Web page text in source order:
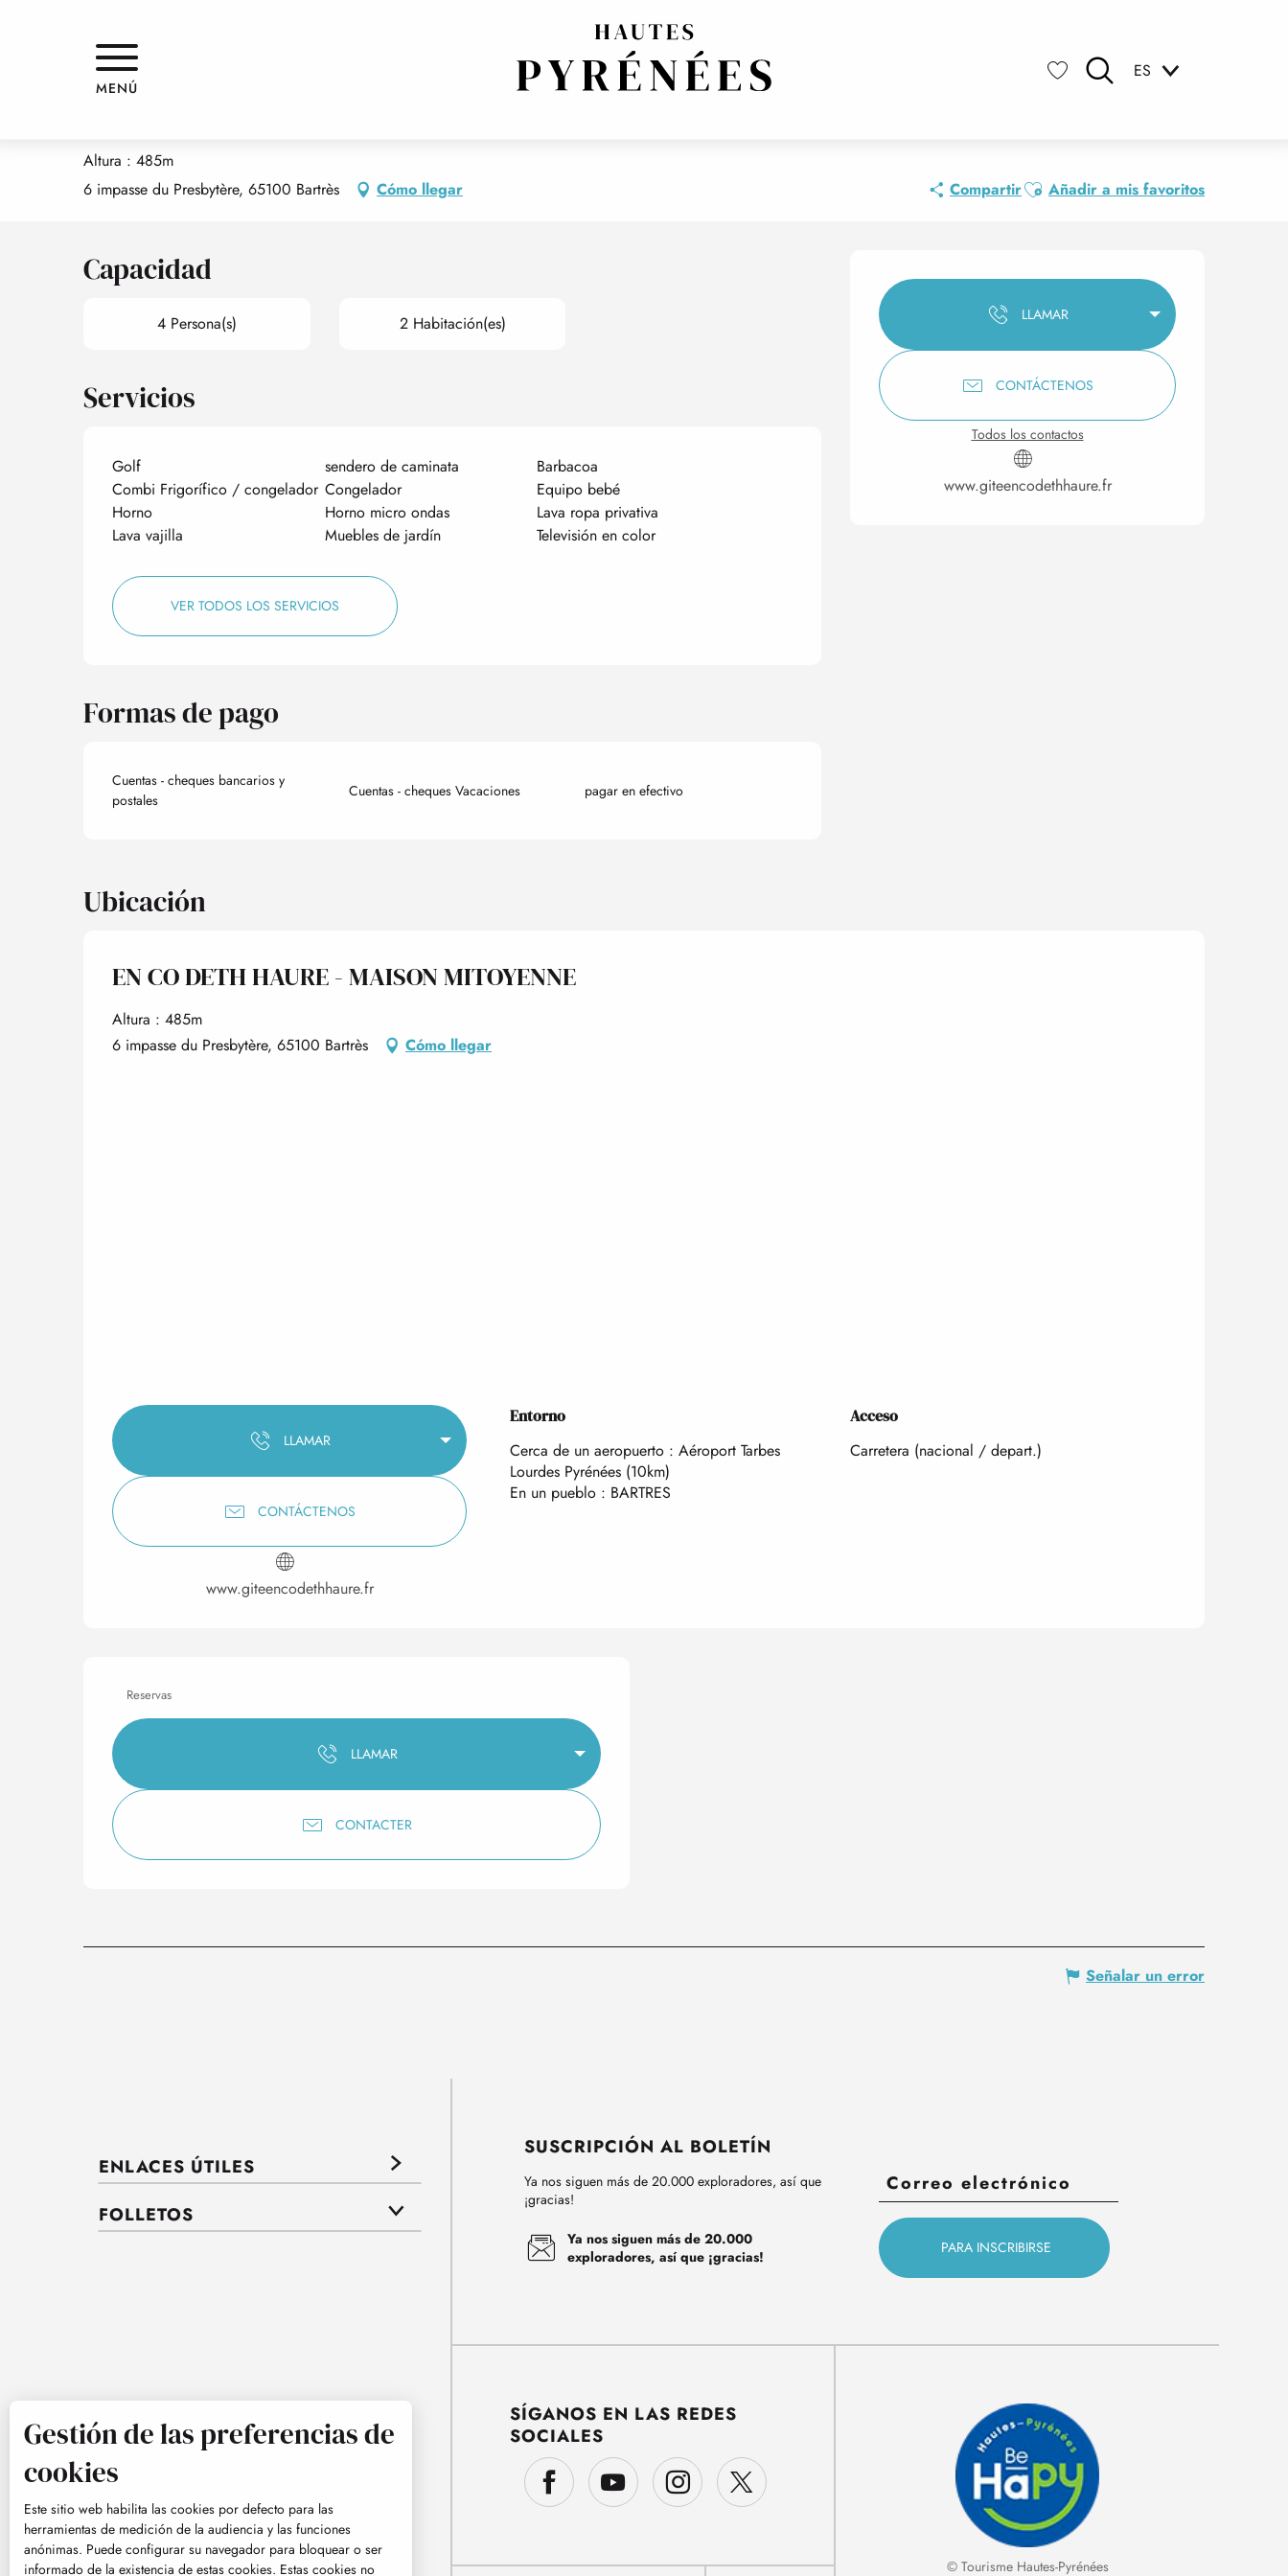
ES
MENÚ
EN CO DETH HAURE - MAISON MITOYENNE
Altura : 485m
6 impasse du Presbytère, 65100 Bartrès
Cómo llegar CompartirAjouter aux favoris
Añadir a mis favoritos
Horarios y datos de
LLAMAR
CONTÁCTENOS
Todos los contactos
www.giteencodethhaure.fr
Capacidad
4 Persona(s) 2 Habitación(es)
Servicios
Golf sendero de caminata
Barbacoa
Combi Frigorífico / congelador Congelador
Equipo bebé
Horno
Horno micro ondas
Lava ropa privativa
Lava vajilla
Muebles de jardín Televisión en color
VER TODOS LOS SERVICIOS
Formas de pago
Cuentas - cheques bancarios y
postales
Cuentas - cheques Vacaciones pagar en efectivo
Ubicación
EN CO DETH HAURE - MAISON MITOYENNE
Altura : 485m
6 impasse du Presbytère, 65100 Bartrès
Cómo llegar
LLAMAR
CONTÁCTENOS
www.giteencodethhaure.fr
Entorno
Entorno
Cerca de un aeropuerto : Aéroport Tarbes
Lourdes Pyrénées (10km)
En un pueblo : BARTRES
Acceso
Acceso
Carretera (nacional / depart.)
Reservas
LLAMAR
CONTACTER
Señalar un error
ENLACES ÚTILES
FOLLETOS
SUSCRIPCIÓN AL BOLETÍN
Ya nos siguen más de 20.000 exploradores, así que
¡gracias!
Ya nos siguen más de 20.000
exploradores, así que ¡gracias!
SÍGANOS EN LAS REDES
SOCIALES
© Tourisme Hautes-Pyrénées
Gestión de las preferencias de
cookies
Este sitio web habilita las cookies por defecto para las
herramientas de medición de la audiencia y las funciones
anónimas. Puede configurar su navegador para bloquear o ser
informado de la existencia de estas cookies. Estas cookies no